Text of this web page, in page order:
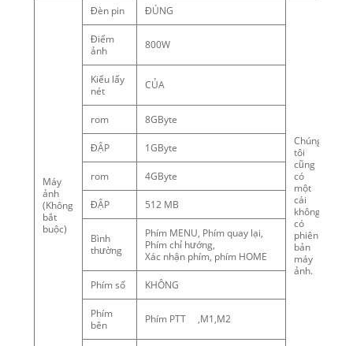
Máy
ảnh
(Không
bắt
buộc)
Đèn pin ĐÚNG
Chúng
tôi
cũng
có
một
cái
không
có
phiên
bản
máy
ảnh.
Điểm
ảnh
800W
Kiểu lấy
nét
CỦA
rom 8GByte
ĐẬP 1GByte
rom 4GByte
ĐẬP 512 MB
Bình
thường
Phím MENU, Phím quay lại,
Phím chỉ hướng,
Xác nhận phím, phím HOME
Phím số KHÔNG
Phím
bên
Phím PTT ,M1,M2